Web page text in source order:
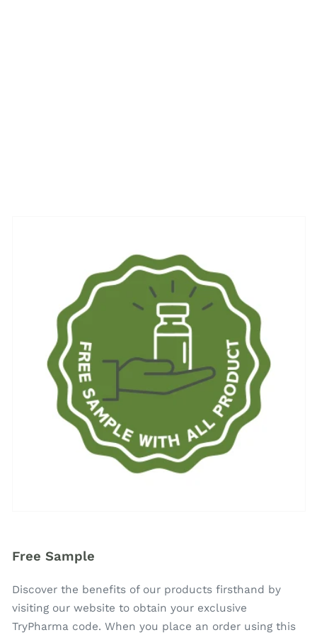
Free Sample
Discover the benefits of our products firsthand by
visiting our website to obtain your exclusive
TryPharma code. When you place an order using this